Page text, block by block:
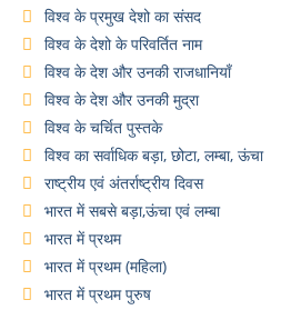
विश्व के प्रमुख देशो का संसद
विश्व के देशो के परिवर्तित नाम
विश्व के देश और उनकी राजधानियाँ
विश्व के देश और उनकी मुद्रा
विश्व के चर्चित पुस्तके
विश्व का सर्वाधिक बड़ा, छोटा, लम्बा, ऊंचा
राष्ट्रीय एवं अंतर्राष्ट्रीय दिवस
भारत में सबसे बड़ा,ऊंचा एवं लम्बा
भारत में प्रथम
भारत में प्रथम (महिला)
भारत में प्रथम पुरुष